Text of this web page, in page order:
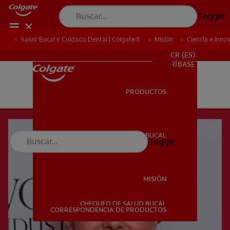
Toggle
SALUD BUCAL
CR (ES)
SUSCRÍBASE
PRODUCTOS
SALUD BUCAL
MISIÓN
CHEQUEO DE SALUD BUCAL
CORRESPONDENCIA DE PRODUCTOS
Toggle
Salud Bucal y Cuidado Dental | Colgate® Misión Ciencia e